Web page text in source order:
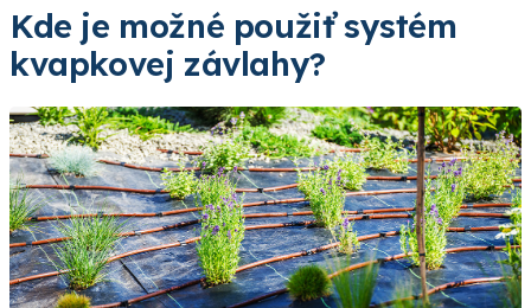
Kde je možné použiť systém
kvapkovej závlahy?